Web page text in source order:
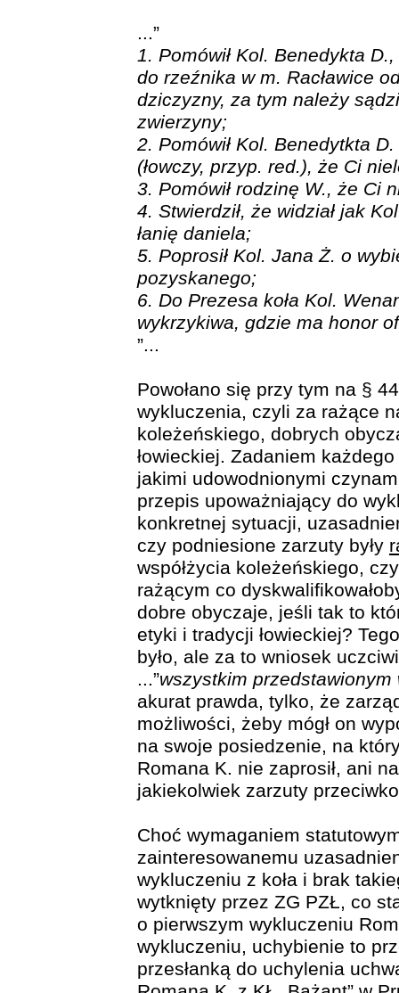
...”
1. Pomówił Kol. Benedykta
do rzeźnika w m. Racławice
dziczyzny, za tym należy
zwierzyny;
2. Pomówił Kol. Benedytkta
(łowczy, przyp. red.), że Ci
3. Pomówił rodzinę W., że Ci
4. Stwierdził, że widział jak
łanię daniela;
5. Poprosił Kol. Jana Ż. o
pozyskanego;
6. Do Prezesa koła Kol.
wykrzykiwa, gdzie ma honor
”...
Powołano się przy tym na §
wykluczenia, czyli za rażące
koleżeńskiego, dobrych
łowieckiej. Zadaniem
jakimi udowodnionymi
przepis upoważniający do
konkretnej sytuacji,
czy podniesione zarzuty były
współżycia koleżeńskiego,
rażącym co
dobre obyczaje, jeśli tak to
etyki i tradycji łowieckiej?
było, ale za to wniosek
...”wszystkim
akurat prawda, tylko, że
możliwości, żeby mógł on
na swoje posiedzenie, na
Romana K. nie zaprosił, ani
jakiekolwiek zarzuty
Choć wymaganiem
zainteresowanemu
wykluczeniu z koła i brak
wytknięty przez ZG PZŁ, co
o pierwszym wykluczeniu
wykluczeniu, uchybienie to
przesłanką do uchylenia